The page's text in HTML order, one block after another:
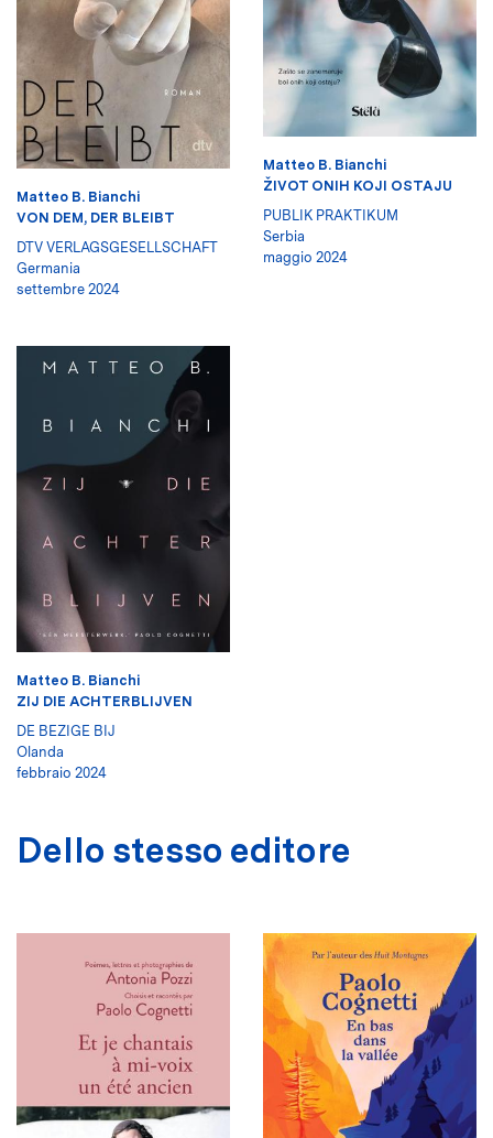
Matteo B. Bianchi
VON DEM, DER BLEIBT
DTV VERLAGSGESELLSCHAFT
Germania
settembre 2024
Matteo B. Bianchi
ŽIVOT ONIH KOJI OSTAJU
PUBLIK PRAKTIKUM
Serbia
maggio 2024
Matteo B. Bianchi
ZIJ DIE ACHTERBLIJVEN
DE BEZIGE BIJ
Olanda
febbraio 2024
Dello stesso editore